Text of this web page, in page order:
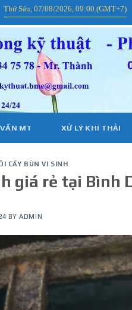
Thứ Sáu, 07/08/2026, 09:00 (GMT+7)
MT XỬ LÝ KHÍ THẢI
CẤY BÙN VI SINH
giá rẻ tại Bình
BYADMIN